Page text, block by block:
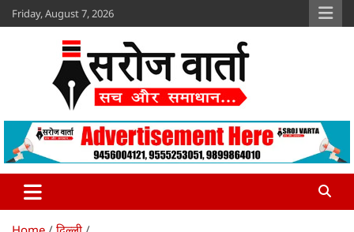
Skip
to
Friday, August 7, 2026
Sroj Varta
www.srojvarta.in